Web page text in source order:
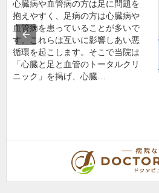
心臓病や血管病の方は足に問題を
抱えやすく、足病の方は心臓病や
血管病を患っていることが多いで
す。これらは互いに影響しあい悪
循環を起こします。そこで当院は
「心臓と足と血管のトータルクリ
ニック」を掲げ、心臓…